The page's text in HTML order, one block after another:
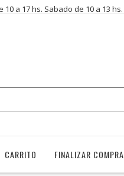
10 a 17 hs. Sabado de 10 a 13 hs.
CARRITO FINALIZAR COMPRA